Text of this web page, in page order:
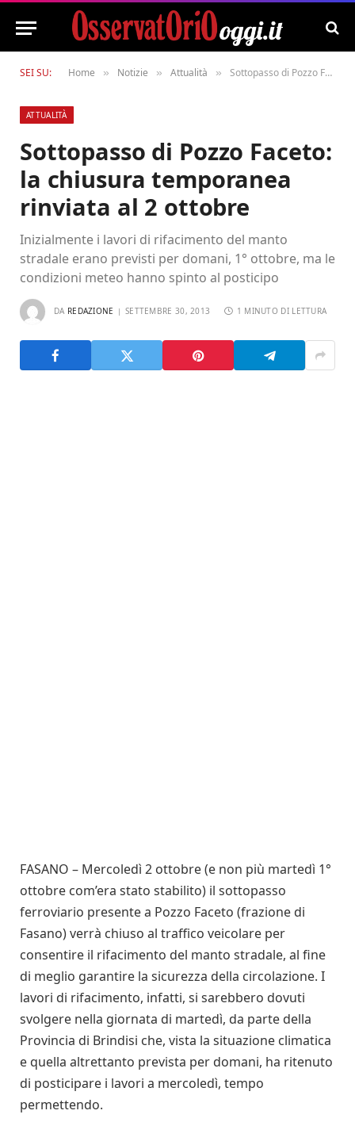
SEI SU: Home » Notizie » Attualità » Sottopasso di Pozzo Faceto: la chiusura temporanea rinviata al 2 ottobre
ATTUALITÀ
Sottopasso di Pozzo Faceto:
la chiusura temporanea
rinviata al 2 ottobre
Inizialmente i lavori di rifacimento del manto
stradale erano previsti per domani, 1° ottobre, ma le
condizioni meteo hanno spinto al posticipo
DA REDAZIONE SETTEMBRE 30, 2013 1 MINUTO DI LETTURA
FASANO – Mercoledì 2 ottobre (e non più martedì 1°
ottobre com’era stato stabilito) il sottopasso
ferroviario presente a Pozzo Faceto (frazione di
Fasano) verrà chiuso al traffico veicolare per
consentire il rifacimento del manto stradale, al fine
di meglio garantire la sicurezza della circolazione. I
lavori di rifacimento, infatti, si sarebbero dovuti
svolgere nella giornata di martedì, da parte della
Provincia di Brindisi che, vista la situazione climatica
e quella altrettanto prevista per domani, ha ritenuto
di posticipare i lavori a mercoledì, tempo
permettendo.